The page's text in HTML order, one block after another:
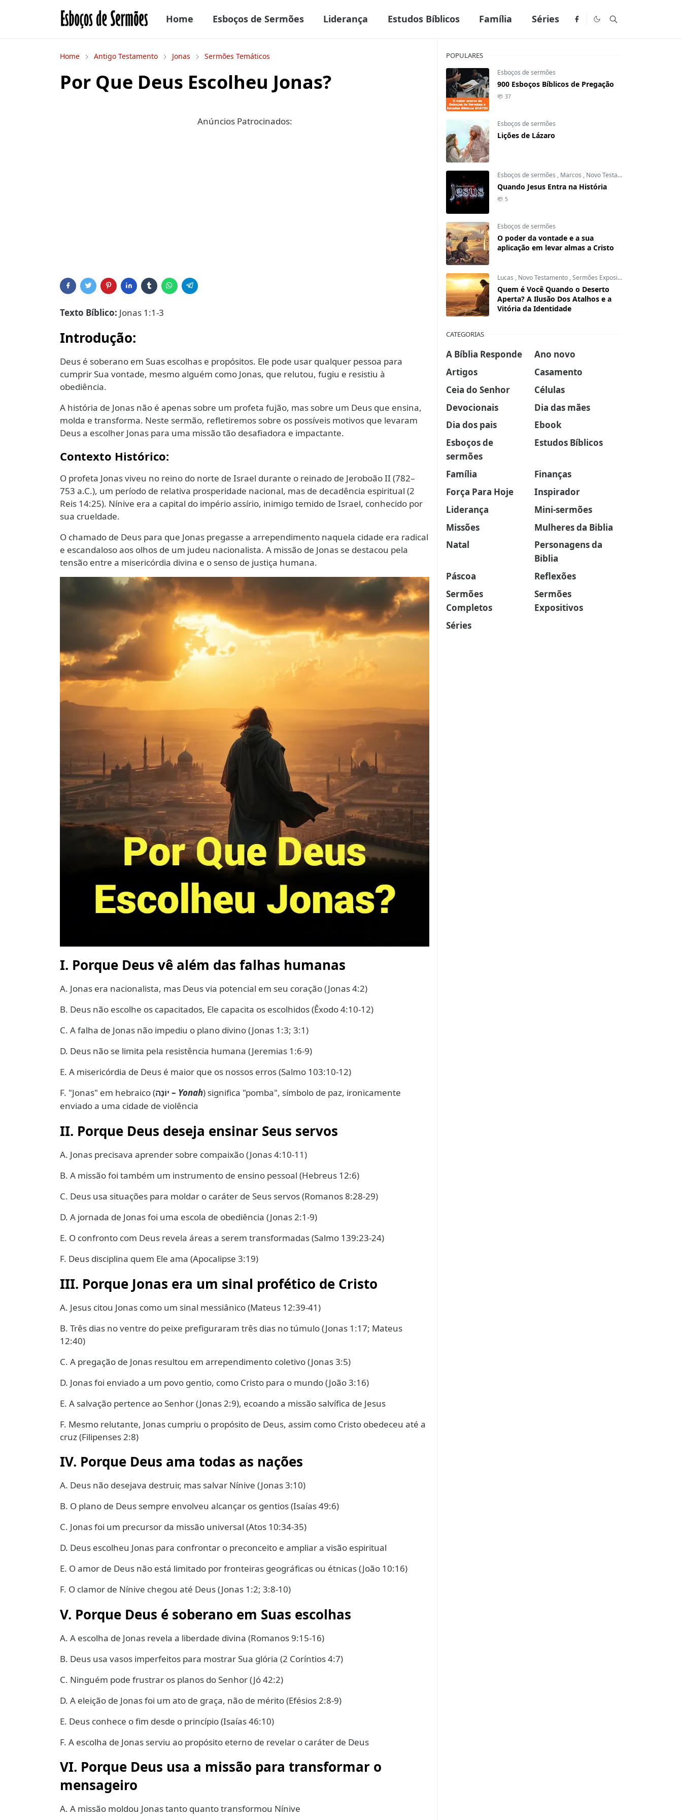
Home Esboços de Sermões Liderança Estudos Bíblicos Família Séries
Home Antigo Testamento Jonas Sermões Temáticos
Por Que Deus Escolheu Jonas?
Anúncios Patrocinados:
Texto Bíblico: Jonas 1:1-3
Introdução:
Deus é soberano em Suas escolhas e propósitos. Ele pode usar qualquer pessoa para
cumprir Sua vontade, mesmo alguém como Jonas, que relutou, fugiu e resistiu à
obediência.
A história de Jonas não é apenas sobre um profeta fujão, mas sobre um Deus que ensina,
molda e transforma. Neste sermão, refletiremos sobre os possíveis motivos que levaram
Deus a escolher Jonas para uma missão tão desafiadora e impactante.
Contexto Histórico:
O profeta Jonas viveu no reino do norte de Israel durante o reinado de Jeroboão II (782–
753 a.C.), um período de relativa prosperidade nacional, mas de decadência espiritual (2
Reis 14:25). Nínive era a capital do império assírio, inimigo temido de Israel, conhecido por
sua crueldade.
O chamado de Deus para que Jonas pregasse a arrependimento naquela cidade era radical
e escandaloso aos olhos de um judeu nacionalista. A missão de Jonas se destacou pela
tensão entre a misericórdia divina e o senso de justiça humana.
I. Porque Deus vê além das falhas humanas
A. Jonas era nacionalista, mas Deus via potencial em seu coração (Jonas 4:2)
B. Deus não escolhe os capacitados, Ele capacita os escolhidos (Êxodo 4:10-12)
C. A falha de Jonas não impediu o plano divino (Jonas 1:3; 3:1)
D. Deus não se limita pela resistência humana (Jeremias 1:6-9)
E. A misericórdia de Deus é maior que os nossos erros (Salmo 103:10-12)
F. "Jonas" em hebraico (יוֹנָה – Yonah) significa "pomba", símbolo de paz, ironicamente
enviado a uma cidade de violência
II. Porque Deus deseja ensinar Seus servos
A. Jonas precisava aprender sobre compaixão (Jonas 4:10-11)
B. A missão foi também um instrumento de ensino pessoal (Hebreus 12:6)
C. Deus usa situações para moldar o caráter de Seus servos (Romanos 8:28-29)
D. A jornada de Jonas foi uma escola de obediência (Jonas 2:1-9)
E. O confronto com Deus revela áreas a serem transformadas (Salmo 139:23-24)
F. Deus disciplina quem Ele ama (Apocalipse 3:19)
III. Porque Jonas era um sinal profético de Cristo
A. Jesus citou Jonas como um sinal messiânico (Mateus 12:39-41)
B. Três dias no ventre do peixe prefiguraram três dias no túmulo (Jonas 1:17; Mateus
12:40)
C. A pregação de Jonas resultou em arrependimento coletivo (Jonas 3:5)
D. Jonas foi enviado a um povo gentio, como Cristo para o mundo (João 3:16)
E. A salvação pertence ao Senhor (Jonas 2:9), ecoando a missão salvífica de Jesus
F. Mesmo relutante, Jonas cumpriu o propósito de Deus, assim como Cristo obedeceu até a
cruz (Filipenses 2:8)
IV. Porque Deus ama todas as nações
A. Deus não desejava destruir, mas salvar Nínive (Jonas 3:10)
B. O plano de Deus sempre envolveu alcançar os gentios (Isaías 49:6)
C. Jonas foi um precursor da missão universal (Atos 10:34-35)
D. Deus escolheu Jonas para confrontar o preconceito e ampliar a visão espiritual
E. O amor de Deus não está limitado por fronteiras geográficas ou étnicas (João 10:16)
F. O clamor de Nínive chegou até Deus (Jonas 1:2; 3:8-10)
V. Porque Deus é soberano em Suas escolhas
A. A escolha de Jonas revela a liberdade divina (Romanos 9:15-16)
B. Deus usa vasos imperfeitos para mostrar Sua glória (2 Coríntios 4:7)
C. Ninguém pode frustrar os planos do Senhor (Jó 42:2)
D. A eleição de Jonas foi um ato de graça, não de mérito (Efésios 2:8-9)
E. Deus conhece o fim desde o princípio (Isaías 46:10)
F. A escolha de Jonas serviu ao propósito eterno de revelar o caráter de Deus
VI. Porque Deus usa a missão para transformar o
mensageiro
A. A missão moldou Jonas tanto quanto transformou Nínive
POPULARES
Esboços de sermões
900 Esboços Bíblicos de Pregação
37
Esboços de sermões
Lições de Lázaro
Esboços de sermões , Marcos , Novo Testamento
Quando Jesus Entra na História
5
Esboços de sermões
O poder da vontade e a sua
aplicação em levar almas a Cristo
Lucas , Novo Testamento ,Sermões Expositivos
Quem é Você Quando o Deserto
Aperta? A Ilusão Dos Atalhos e a
Vitória da Identidade
CATEGORIAS
A Bíblia Responde
Ano novo
Artigos
Casamento
Ceia do Senhor
Células
Devocionais
Dia das mães
Dia dos pais
Ebook
Esboços de
sermões
Estudos Bíblicos
Família
Finanças
Força Para Hoje
Inspirador
Liderança
Mini-sermões
Missões
Mulheres da Biblia
Natal
Personagens da
Biblia
Páscoa
Reflexões
Sermões
Completos
Sermões
Expositivos
Séries